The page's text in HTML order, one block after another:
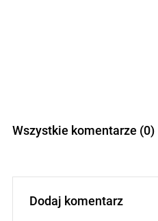
Wszystkie komentarze (0)
Dodaj komentarz